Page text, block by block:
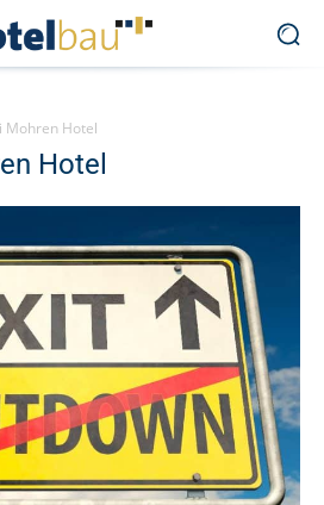
Mohren Hotel
Hotel